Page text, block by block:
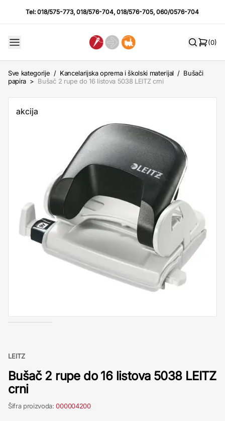
Tel:018/575-773,018/576-704,018/576-705,060/0576-704
(0)
Sve kategorije / Kancelarijska oprema i školski materijal / Bušači
papira > Bušač 2 rupe do 16 listova 5038 LEITZ crni
akcija
LEITZ
Bušač 2 rupe do 16 listova 5038 LEITZ
crni
Šifra proizvoda:000004200